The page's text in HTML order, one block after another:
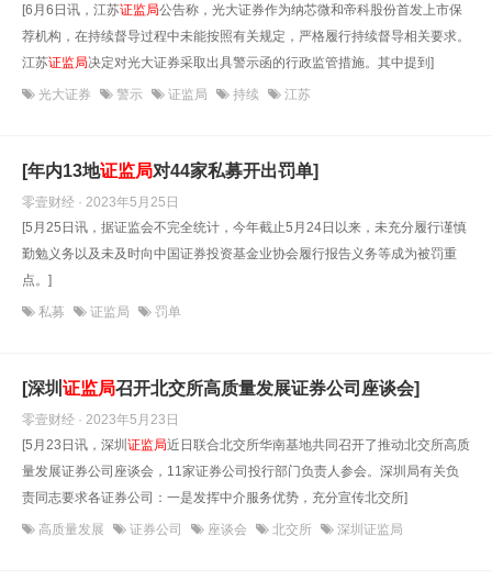
[6月6日讯，江苏证监局公告称，光大证券作为纳芯微和帝科股份首发上市保
荐机构，在持续督导过程中未能按照有关规定，严格履行持续督导相关要求。
江苏证监局决定对光大证券采取出具警示函的行政监管措施。其中提到]
光大证券 警示 证监局 持续 江苏
[年内13地证监局对44家私募开出罚单]
零壹财经 · 2023年5月25日
[5月25日讯，据证监会不完全统计，今年截止5月24日以来，未充分履行谨慎
勤勉义务以及未及时向中国证券投资基金业协会履行报告义务等成为被罚重
点。]
私募 证监局 罚单
[深圳 证监局召开北交所高质量发展证券公司座谈会]
零壹财经 · 2023年5月23日
[5月23日讯，深圳 证监局近日联合北交所华南基地共同召开了推动北交所高质
量发展证券公司座谈会，11家证券公司投行部门负责人参会。深圳局有关负
责同志要求各证券公司：一是发挥中介服务优势，充分宣传北交所]
高质量发展 证券公司 座谈会 北交所 深圳证监局